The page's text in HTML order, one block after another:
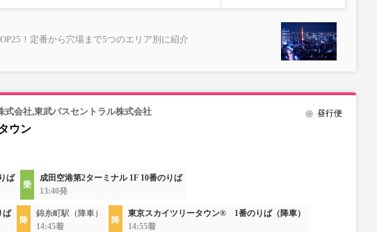
！定番から穴場まで5つのエリア別に紹介
式会社,東武バスセントラル株式会社
ウン
昼行便
ば
成田空港第2ターミナル 1F 10番のりば
13:40発
ば
錦糸町駅（降車）
14:45着
東京スカイツリータウン® 1番のりば（降車）
14:55着